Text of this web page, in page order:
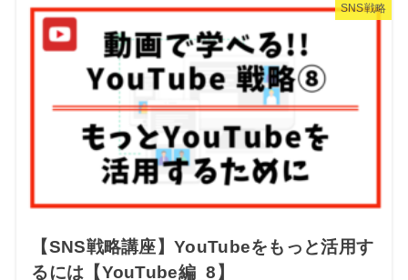
SNS戦略
【SNS戦略講座】YouTubeをもっと活用す
るには【YouTube編_8】